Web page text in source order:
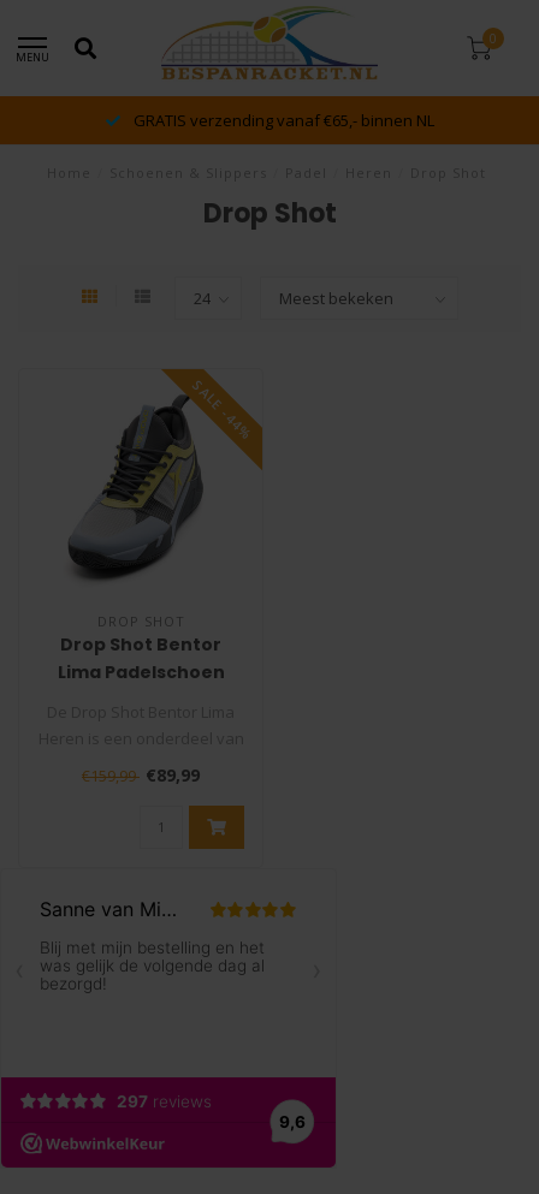
MENU
0
GRATIS verzending vanaf €65,- binnen NL
Drop Shot
SALE -44%
DROP SHOT
Drop Shot Bentor
Lima Padelschoen
de schoenencollectie van
€159,99 €89,99